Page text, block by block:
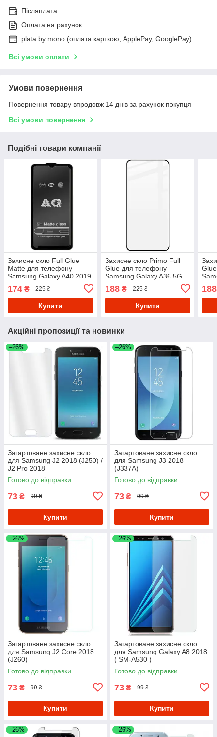
Післяплата
Оплата на рахунок
plata by mono (оплата карткою, ApplePay, GooglePay)
Всі умови оплати
Умови повернення
Повернення товару впродовж 14 днів за рахунок покупця
Всі умови повернення
Подібні товари компанії
Захисне скло Full Glue
Matte для телефону
Samsung Galaxy A40 2019
174 ₴ 225 ₴
Купити
Захисне скло Primo Full
Glue для телефону
Samsung Galaxy A36 5G
(SM-A366) / A56 5G (SM-
A566) - Black
188₴ 225 ₴
Купити
188
Акційні пропозиції та новинки
–26%
Загартоване захисне скло
для Samsung J2 2018 (J250) /
J2 Pro 2018
Готово до відправки
73 ₴ 99 ₴
Купити
–26%
Загартоване захисне скло
для Samsung J3 2018
(J337A)
Готово до відправки
73 ₴ 99 ₴
Купити
–26%
Загартоване захисне скло
для Samsung J2 Core 2018
(J260)
Готово до відправки
73 ₴ 99 ₴
Купити
–26%
Загартоване захисне скло
для Samsung Galaxy A8 2018
( SM-A530 )
Готово до відправки
73 ₴ 99 ₴
Купити
–26% –26%